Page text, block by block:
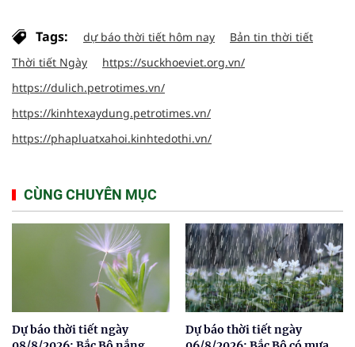
Tags: dự báo thời tiết hôm nay
Bản tin thời tiết
Thời tiết Ngày
https://suckhoeviet.org.vn/
https://dulich.petrotimes.vn/
https://kinhtexaydung.petrotimes.vn/
https://phapluatxahoi.kinhtedothi.vn/
CÙNG CHUYÊN MỤC
Dự báo thời tiết ngày
Dự báo thời tiết ngày